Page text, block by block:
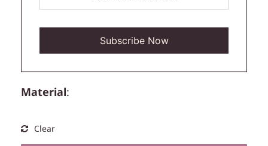
Material:
Clear